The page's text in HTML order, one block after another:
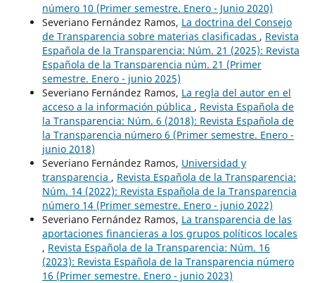
número 10 (Primer semestre. Enero - Junio 2020)
Severiano Fernández Ramos, La doctrina del Consejo
de Transparencia sobre materias clasificadas , Revista
Española de la Transparencia: Núm. 21 (2025): Revista
Española de la Transparencia núm. 21 (Primer
semestre. Enero - junio 2025)
Severiano Fernández Ramos, La regla del autor en el
acceso a la información pública , Revista Española de
la Transparencia: Núm. 6 (2018): Revista Española de
la Transparencia número 6 (Primer semestre. Enero -
junio 2018)
Severiano Fernández Ramos, Universidad y
transparencia , Revista Española de la Transparencia:
Núm. 14 (2022): Revista Española de la Transparencia
número 14 (Primer semestre. Enero - junio 2022)
Severiano Fernández Ramos, La transparencia de las
aportaciones financieras a los grupos políticos locales
, Revista Española de la Transparencia: Núm. 16
(2023): Revista Española de la Transparencia número
16 (Primer semestre. Enero - junio 2023)